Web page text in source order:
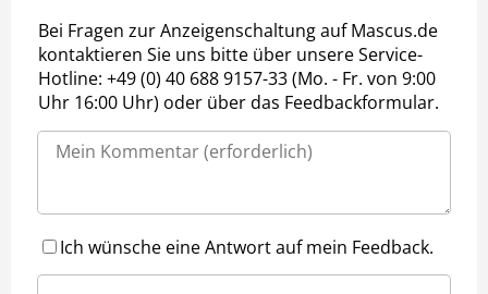
Bei Fragen zur Anzeigenschaltung auf Mascus.de
kontaktieren Sie uns bitte über unsere Service-
Hotline: +49 (0) 40 688 9157-33 (Mo. - Fr. von 9:00
Uhr 16:00 Uhr) oder über das Feedbackformular.
Ich wünsche eine Antwort auf mein Feedback.